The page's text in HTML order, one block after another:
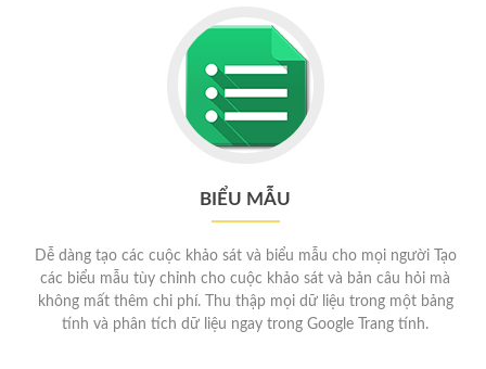
BIỂU MẪU
Dễ dàng tạo các cuộc khảo sát và biểu mẫu cho mọi người Tạo
các biểu mẫu tùy chỉnh cho cuộc khảo sát và bản câu hỏi mà
không mất thêm chi phí. Thu thập mọi dữ liệu trong một bảng
tính và phân tích dữ liệu ngay trong Google Trang tính.